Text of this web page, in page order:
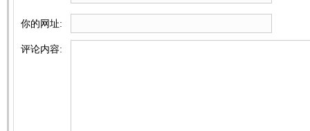
你的网址:
评论内容: